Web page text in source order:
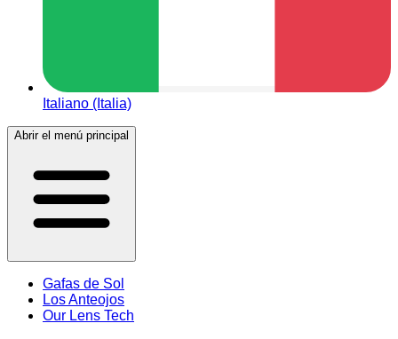
Italiano (Italia)
Abrir el menú principal
Gafas de Sol
Los Anteojos
Our Lens Tech